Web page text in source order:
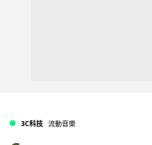
3C科技 流動音樂